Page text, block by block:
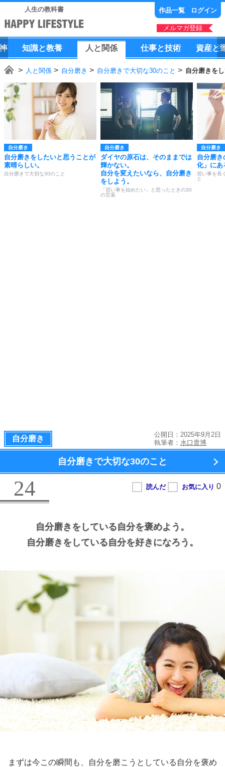
人生の教科書 作品一覧 ログイン
メルマガ登録
知識と教養 人 と 関係 仕事と技術 資産と
人と関係 自分磨き 自分磨きで大切な30のこと 自分磨きを
自分磨き
自分磨きをしたいと思うことが
素晴らしい。
自分磨きで大切な30のこと
自分磨き
ダイヤの原石は、そのままでは
輝かない。
自分を変えたいなら、自分磨き
をしよう。
「習い事を始めたい」と思ったときの30
の言葉
自分磨き
自分磨
化」にあ
習い事を長
と
自分磨き
公開日：2025年9月2日
執筆者： 水口貴博
自分磨きで大切な30のこと
24
自分磨きをしている自分を褒めよう。
自分磨きをしている自分を好きになろう。
まずは今この瞬間も、自分を磨こうとしている自分を褒め